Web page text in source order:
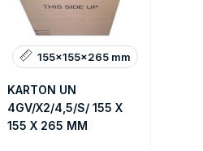
KARTON UN
4GV/X2/4,5/S/ 155 X
155 X 265 MM
155x155x265 mm